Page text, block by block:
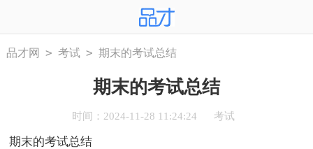
品才网 > 考试 > 期末的考试总结
期末的考试总结
时间：2024-11-28 11:24:24 考试
期末的考试总结